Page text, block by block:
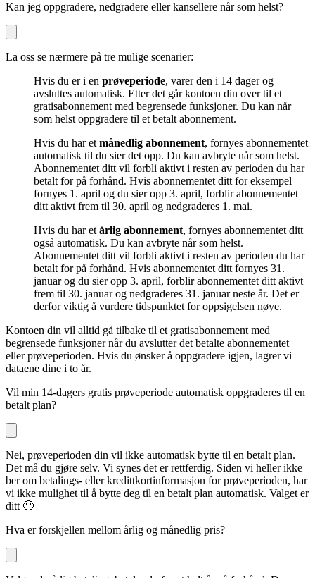
Kan jeg oppgradere, nedgradere eller kansellere når som helst?
La oss se nærmere på tre mulige scenarier:
Hvis du er i en prøveperiode, varer den i 14 dager og
avsluttes automatisk. Etter det går kontoen din over til et
gratisabonnement med begrensede funksjoner. Du kan når
som helst oppgradere til et betalt abonnement.
Hvis du har et månedlig abonnement, fornyes abonnementet
automatisk til du sier det opp. Du kan avbryte når som helst.
Abonnementet ditt vil forbli aktivt i resten av perioden du har
betalt for på forhånd. Hvis abonnementet ditt for eksempel
fornyes 1. april og du sier opp 3. april, forblir abonnementet
ditt aktivt frem til 30. april og nedgraderes 1. mai.
Hvis du har et årlig abonnement, fornyes abonnementet ditt
også automatisk. Du kan avbryte når som helst.
Abonnementet ditt vil forbli aktivt i resten av perioden du har
betalt for på forhånd. Hvis abonnementet ditt fornyes 31.
januar og du sier opp 3. april, forblir abonnementet ditt aktivt
frem til 30. januar og nedgraderes 31. januar neste år. Det er
derfor viktig å vurdere tidspunktet for oppsigelsen nøye.
Kontoen din vil alltid gå tilbake til et gratisabonnement med
begrensede funksjoner når du avslutter det betalte abonnementet
eller prøveperioden. Hvis du ønsker å oppgradere igjen, lagrer vi
dataene dine i to år.
Vil min 14-dagers gratis prøveperiode automatisk oppgraderes til en
betalt plan?
Nei, prøveperioden din vil ikke automatisk bytte til en betalt plan.
Det må du gjøre selv. Vi synes det er rettferdig. Siden vi heller ikke
ber om betalings- eller kredittkortinformasjon for prøveperioden, har
vi ikke mulighet til å bytte deg til en betalt plan automatisk. Valget er
ditt 🙂
Hva er forskjellen mellom årlig og månedlig pris?